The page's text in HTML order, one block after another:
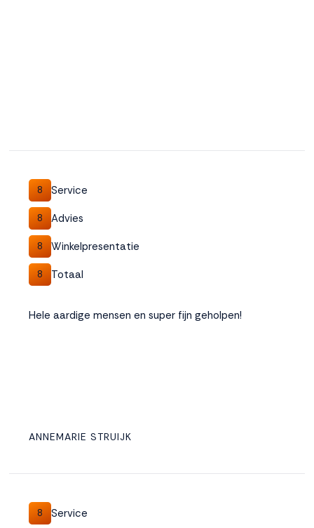
8 Service
8 Advies
8 Winkelpresentatie
8 Totaal
Hele aardige mensen en super fijn geholpen!
ANNEMARIE STRUIJK
8 Service